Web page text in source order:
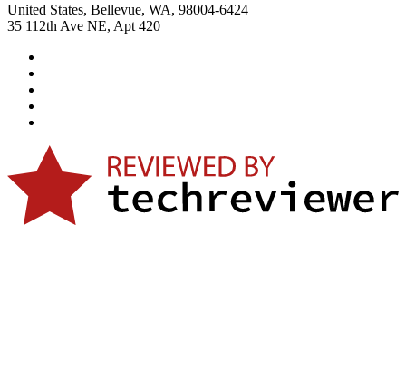
United States, Bellevue, WA, 98004-6424
35 112th Ave NE, Apt 420